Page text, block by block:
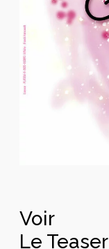
Voir
Le Teaser